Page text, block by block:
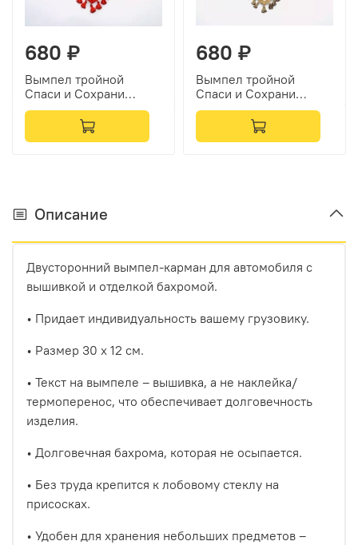
680 ₽
Вымпел тройной
Спаси и Сохрани
(экокожа, бежевый с
красной вышивкой)
680 ₽
Вымпел тройной
Спаси и Сохрани
(экокожа, бежевый с
коричневой вышивкой)
Описание
Двусторонний вымпел-карман для автомобиля с
вышивкой и отделкой бахромой.
• Придает индивидуальность вашему грузовику.
• Размер 30 х 12 см.
• Текст на вымпеле – вышивка, а не наклейка/
термоперенос, что обеспечивает долговечность
изделия.
• Долговечная бахрома, которая не осыпается.
• Без труда крепится к лобовому стеклу на
присосках.
• Удобен для хранения небольших предметов –